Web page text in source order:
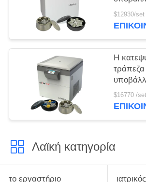
που
$12930/set
Η
τράπεζα
l720r-3
$16770 /
Λαϊκή κατηγορία
το εργαστήριο